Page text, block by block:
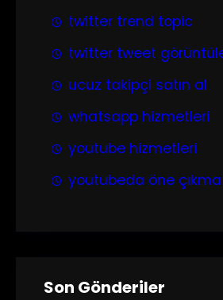
twitter trend topic
twitter tweet
ucuz takipçi satın al
whatsapp hizmetleri
youtube hizmetleri
youtubeda öne çıkma
Son Gönderiler